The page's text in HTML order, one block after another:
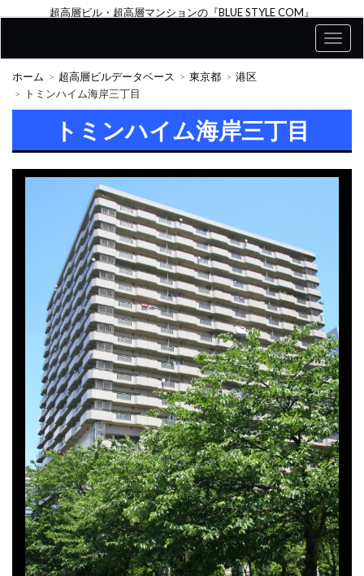
超高層ビル・超高層マンションの『BLUE STYLE COM』
ホーム 超高層ビルデータベース 東京都
港区
トミンハイム海岸三丁目
トミンハイム海岸三丁目